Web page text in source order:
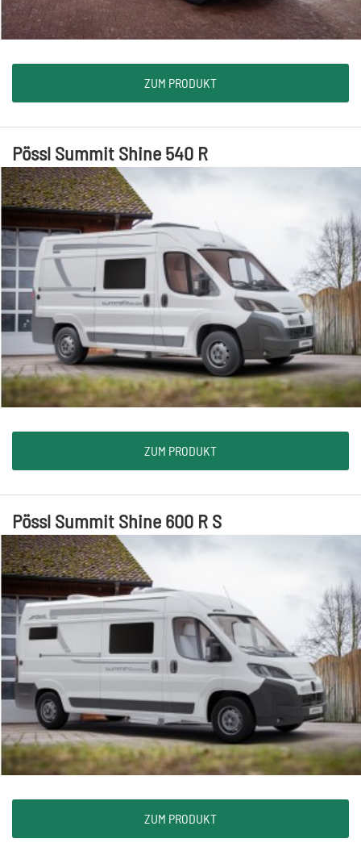
ZUM PRODUKT
Pössl Summit Shine 540 R
ZUM PRODUKT
Pössl Summit Shine 600 R S
ZUM PRODUKT